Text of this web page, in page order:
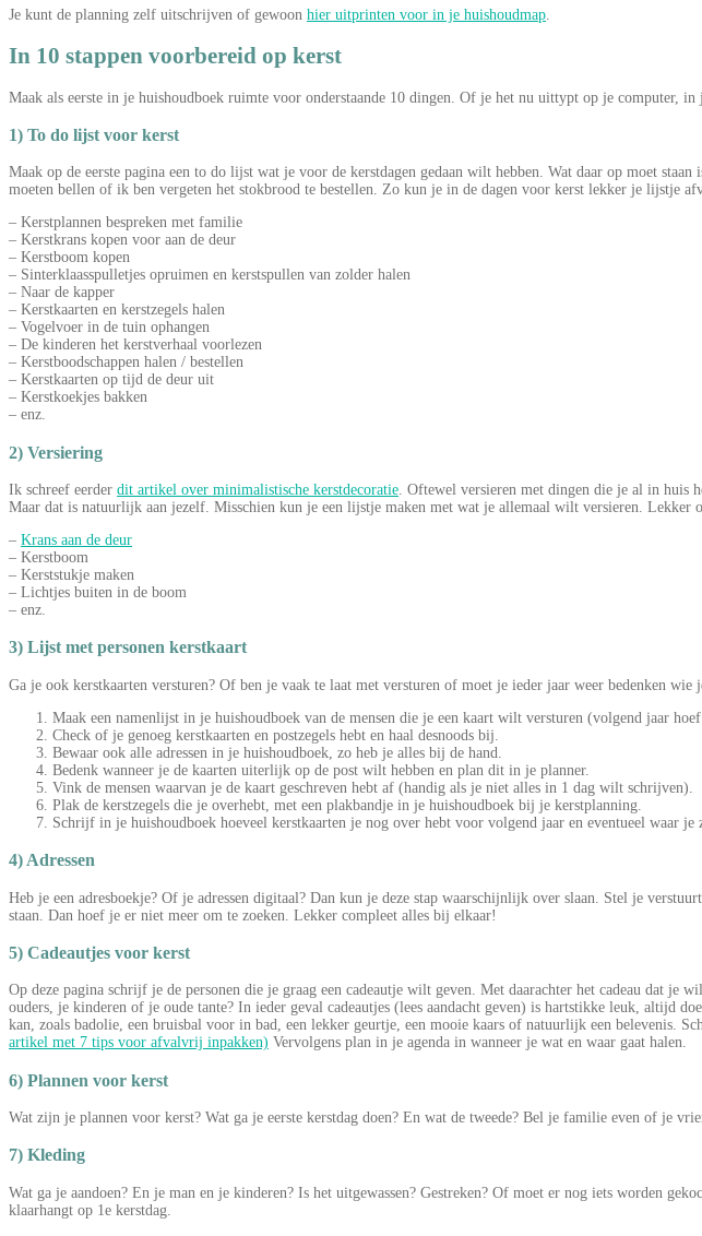
Je kunt de planning zelf uitschrijven of gewoon hier uitprinten voor in je huishoudmap
In 10 stappen voorbereid op kerst
Maak als eerste in je huishoudboek ruimte voor onderstaande 10 dingen. Of je het nu uittypt op je computer,
1) To do lijst voor kerst
Maak op de eerste pagina een to do lijst wat je voor de kerstdagen gedaan wilt hebben. Wat daar op moet
moeten bellen of ik ben vergeten het stokbrood te bestellen. Zo kun je in de dagen voor kerst lekker je lijstje
– Kerstplannen bespreken met familie
– Kerstkrans kopen voor aan de deur
– Kerstboom kopen
– Sinterklaasspulletjes opruimen en kerstspullen van zolder halen
– Naar de kapper
– Kerstkaarten en kerstzegels halen
– Vogelvoer in de tuin ophangen
– De kinderen het kerstverhaal voorlezen
– Kerstboodschappen halen / bestellen
– Kerstkaarten op tijd de deur uit
– Kerstkoekjes bakken
– enz.
2) Versiering
Ik schreef eerder dit artikel over minimalistische kerstdecoratie. Oftewel versieren met dingen die je al in huis
Maar dat is natuurlijk aan jezelf. Misschien kun je een lijstje maken met wat je allemaal wilt versieren.
– Krans aan de deur
– Kerstboom
– Kerststukje maken
– Lichtjes buiten in de boom
– enz.
3) Lijst met personen kerstkaart
Ga je ook kerstkaarten versturen? Of ben je vaak te laat met versturen of moet je ieder jaar weer bedenken
Maak een namenlijst in je huishoudboek van de mensen die je een kaart wilt versturen (volgend jaar
Check of je genoeg kerstkaarten en postzegels hebt en haal desnoods bij.
Bewaar ook alle adressen in je huishoudboek, zo heb je alles bij de hand.
Bedenk wanneer je de kaarten uiterlijk op de post wilt hebben en plan dit in je planner.
Vink de mensen waarvan je de kaart geschreven hebt af (handig als je niet alles in 1 dag wilt schrijven).
Plak de kerstzegels die je overhebt, met een plakbandje in je huishoudboek bij je kerstplanning.
Schrijf in je huishoudboek hoeveel kerstkaarten je nog over hebt voor volgend jaar en eventueel waar je
4) Adressen
Heb je een adresboekje? Of je adressen digitaal? Dan kun je deze stap waarschijnlijk over slaan. Stel je
staan. Dan hoef je er niet meer om te zoeken. Lekker compleet alles bij elkaar!
5) Cadeautjes voor kerst
Op deze pagina schrijf je de personen die je graag een cadeautje wilt geven. Met daarachter het cadeau dat
ouders, je kinderen of je oude tante? In ieder geval cadeautjes (lees aandacht geven) is hartstikke leuk, altijd
kan, zoals badolie, een bruisbal voor in bad, een lekker geurtje, een mooie kaars of natuurlijk een belevenis.
artikel met 7 tips voor afvalvrij inpakken) Vervolgens plan in je agenda in wanneer je wat en waar gaat halen.
6) Plannen voor kerst
Wat zijn je plannen voor kerst? Wat ga je eerste kerstdag doen? En wat de tweede? Bel je familie even of je
7) Kleding
Wat ga je aandoen? En je man en je kinderen? Is het uitgewassen? Gestreken? Of moet er nog iets worden
klaarhangt op 1e kerstdag.